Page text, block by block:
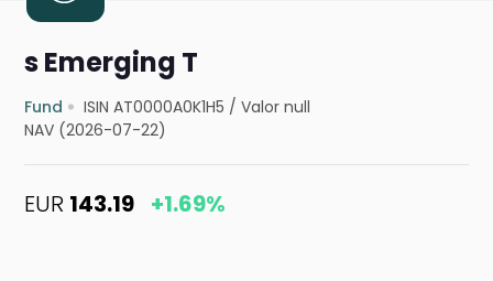
s Emerging T
Fund ISIN AT0000A0K1H5 /Valor null
NAV (2026-07-22)
EUR 143.19 +1.69%